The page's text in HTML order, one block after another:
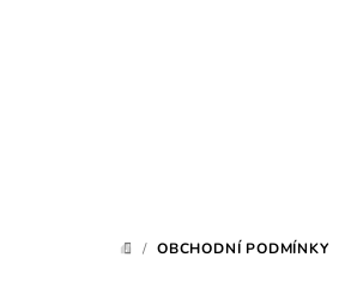
DOMŮ
/ OBCHODNÍ PODMÍNKY